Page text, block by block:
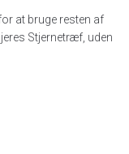
at bruge resten af
Stjernetræf, uden